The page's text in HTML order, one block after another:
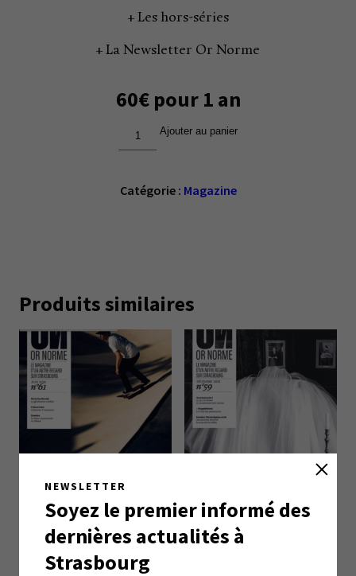
NEWSLETTER
Soyez le premier informé des
dernières actualités à
Strasbourg
+ Les hors-séries
+ La Newsletter Or Norme
60€ pour 1 an
quantité
de
OR
Ajouter au panier
Catégorie : Magazine
Produits similaires
Formule OR PAIR
100,00
Ajouter au panier
Formule Or NORME
€ 50,00